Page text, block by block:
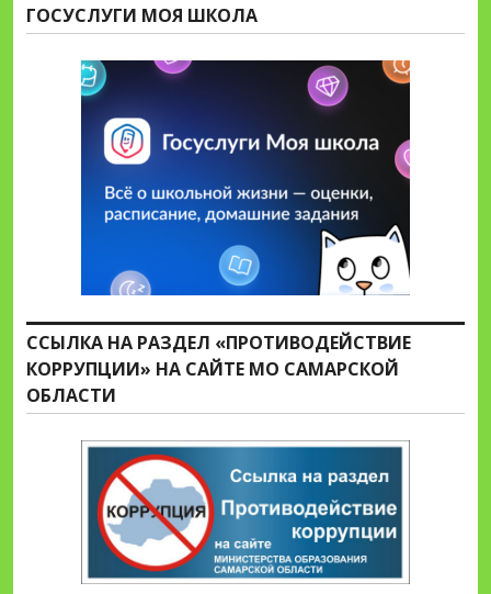
ГОСУСЛУГИ МОЯ ШКОЛА
ССЫЛКА НА РАЗДЕЛ «ПРОТИВОДЕЙСТВИЕ
КОРРУПЦИИ» НА САЙТЕ МО САМАРСКОЙ
ОБЛАСТИ